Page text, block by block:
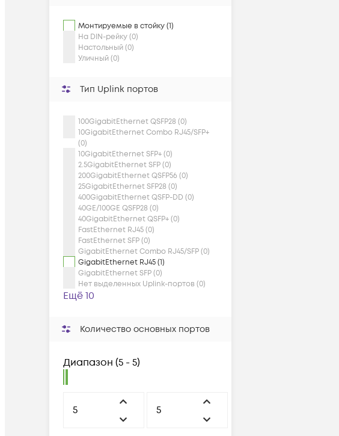
Монтируемые в стойку (1)
На DIN-рейку (0)
Настольный (0)
Уличный (0)
Тип Uplink портов
100GigabitEthernet QSFP28 (0)
10GigabitEthernet Combo RJ45/SFP+
(0)
10GigabitEthernet SFP+ (0)
2.5GigabitEthernet SFP (0)
200GigabitEthernet QSFP56 (0)
25GigabitEthernet SFP28 (0)
400GigabitEthernet QSFP-DD (0)
40GE/100GE QSFP28 (0)
40GigabitEthernet QSFP+ (0)
FastEthernet RJ45 (0)
FastEthernet SFP (0)
GigabitEthernet Combo RJ45/SFP (0)
GigabitEthernet RJ45 (1)
GigabitEthernet SFP (0)
Нет выделенных Uplink-портов (0)
Ещё 10
Количество основных портов
Диапазон (5 - 5)